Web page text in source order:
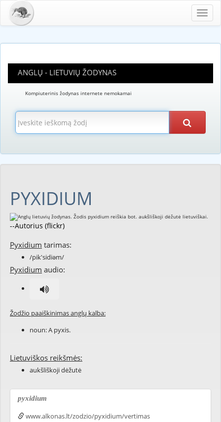
ANGLŲ - LIETUVIŲ ŽODYNAS
Kompiuterinis žodynas internete nemokamai
PYXIDIUM
--Autorius (flickr)
Pyxidium tarimas:
/pik'sidiəm/
Pyxidium audio:
Žodžio paaiškinimas anglų kalba:
noun: A pyxis.
Lietuviškos reikšmės:
aukšliškoji dėžutė
pyxidium
www.alkonas.lt/zodzio/pyxidium/vertimas